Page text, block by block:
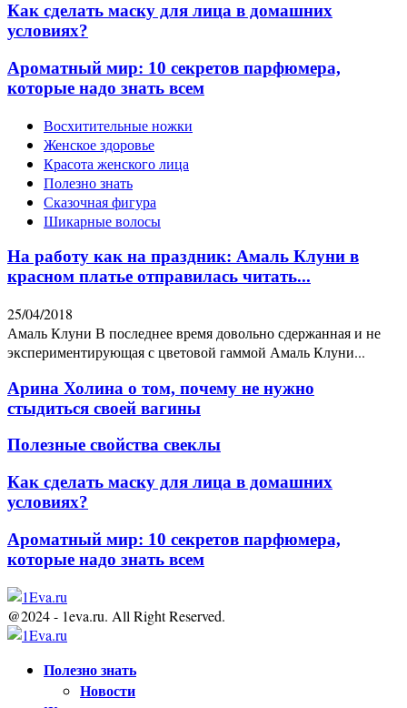
Как сделать маску для лица в домашних
условиях?
Ароматный мир: 10 секретов парфюмера,
которые надо знать всем
Восхитительные ножки
Женское здоровье
Красота женского лица
Полезно знать
Сказочная фигура
Шикарные волосы
На работу как на праздник: Амаль Клуни в
красном платье отправилась читать...
25/04/2018
Амаль Клуни В последнее время довольно сдержанная и не
экспериментирующая с цветовой гаммой Амаль Клуни...
Арина Холина о том, почему не нужно
стыдиться своей вагины
Полезные свойства свеклы
Как сделать маску для лица в домашних
условиях?
Ароматный мир: 10 секретов парфюмера,
которые надо знать всем
@2024 - 1eva.ru. All Right Reserved.
Полезно знать
Новости